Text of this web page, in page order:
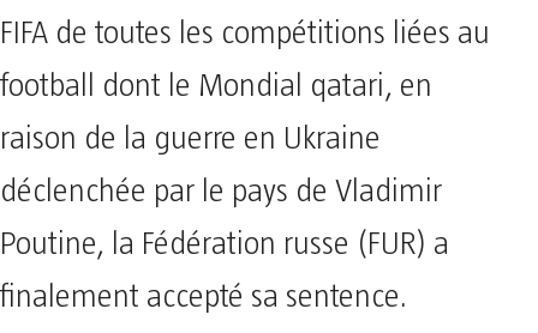
FIFA de toutes les compétitions liées au
football dont le Mondial qatari, en
raison de la guerre en Ukraine
déclenchée par le pays de Vladimir
Poutine, la Fédération russe (FUR) a
finalement accepté sa sentence.